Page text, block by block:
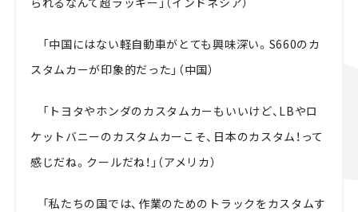
「中国にはない軽自動車がとても興味深い。 S660のカ
スタムカーが印象的だった」（中国）
「トヨタやホンダのカスタムカーもいいけど、 LBやロ
ケットバニーのカスタムカーこそ、日本のカスタム！って
感じだね。クールだね！」（アメリカ）
「私たちの国では、作業のためのトラックをカスタムす